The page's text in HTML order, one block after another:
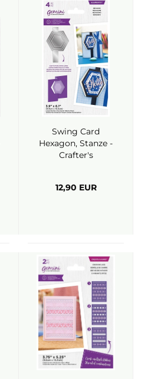
Swing Card
Hexagon, Stanze -
Crafter's
12,90 EUR